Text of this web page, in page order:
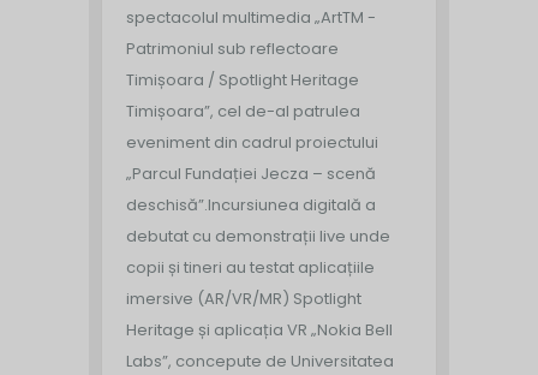
spectacolul multimedia „ArtTM -
Patrimoniul sub reflectoare
Timișoara / Spotlight Heritage
Timișoara”, cel de-al patrulea
eveniment din cadrul proiectului
„Parcul Fundației Jecza – scenă
deschisă”.Incursiunea digitală a
debutat cu demonstrații live unde
copii și tineri au testat aplicațiile
imersive (AR/VR/MR) Spotlight
Heritage și aplicația VR „Nokia Bell
Labs”, concepute de Universitatea